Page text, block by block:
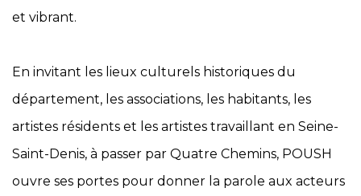
et vibrant.
En invitant les lieux culturels historiques du
département, les associations, les habitants, les
artistes résidents et les artistes travaillant en Seine-
Saint-Denis, à passer par Quatre Chemins, POUSH
ouvre ses portes pour donner la parole aux acteurs